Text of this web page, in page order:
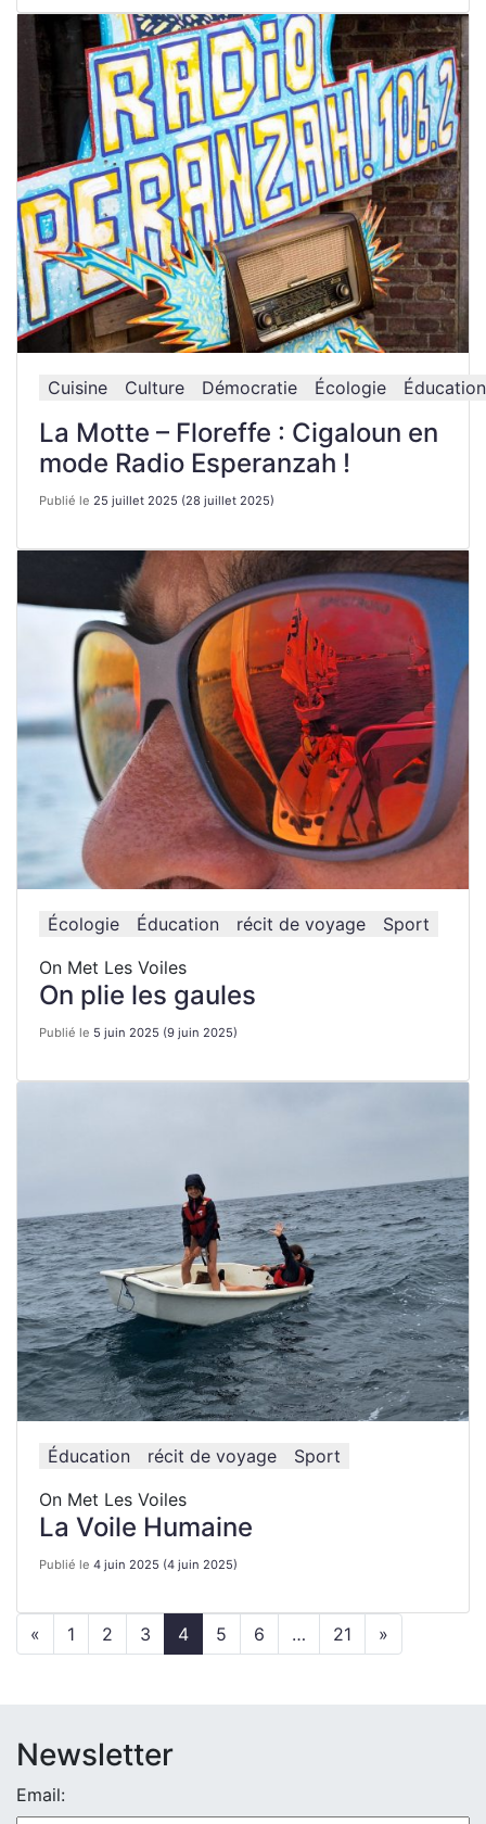
Cuisine Culture Démocratie Écologie Éducation
La Motte – Floreffe : Cigaloun en
mode Radio Esperanzah !
Publié le 25 juillet 2025 (28 juillet 2025)
Écologie Éducation récit de voyage
Sport
On Met Les Voiles
On plie les gaules
Publié le 5 juin 2025 (9 juin 2025)
Éducation récit de voyage
Sport
On Met Les Voiles
La Voile Humaine
Publié le 4 juin 2025 (4 juin 2025)
« 1 2 3 4 5 6 … 21 »
Newsletter
Email: